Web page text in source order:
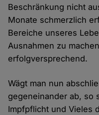
Beschränkung nicht
Monate schmerzlich
Bereiche unseres
Ausnahmen zu
erfolgversprechend.
Wägt man nun
gegeneinander ab, so
Impfpflicht und Vieles